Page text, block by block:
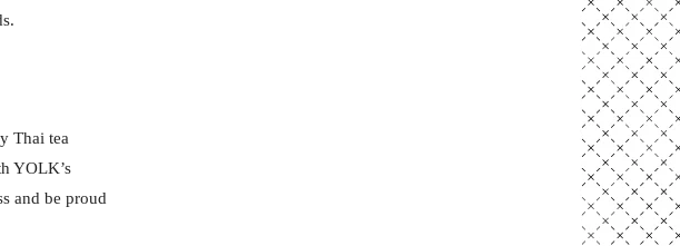
Thai tea
YOLK’s
and be proud